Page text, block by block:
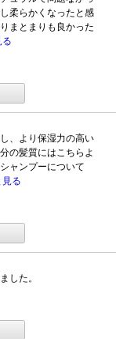
柔らかくなったと感
まとまりも良かった
、より保湿力の高い
の髪質にはこちらよ
ャンプーについて
る
した。